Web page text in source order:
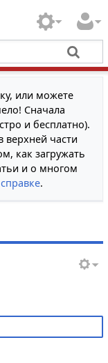
или можете
Сначала
и бесплатно).
верхней части
как загружать
и о многом
справке.